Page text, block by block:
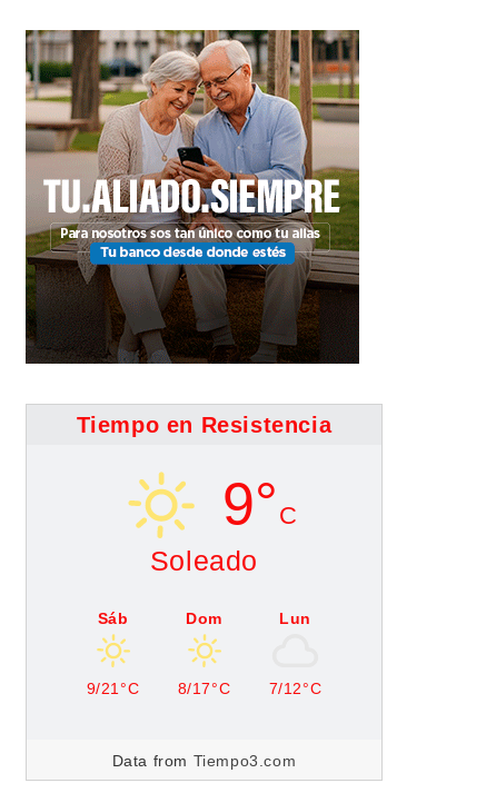
Tiempo en Resistencia
9° C
Soleado
Sáb
9/21°C
Dom
8/17°C
Lun
7/12°C
Data from Tiempo3.com